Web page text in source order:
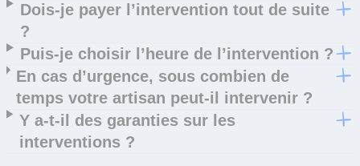
Dois-je payer l’intervention tout de suite
?
Puis-je choisir l’heure de l’intervention ?
En cas d’urgence, sous combien de
temps votre artisan peut-il intervenir ?
Y a-t-il des garanties sur les
interventions ?